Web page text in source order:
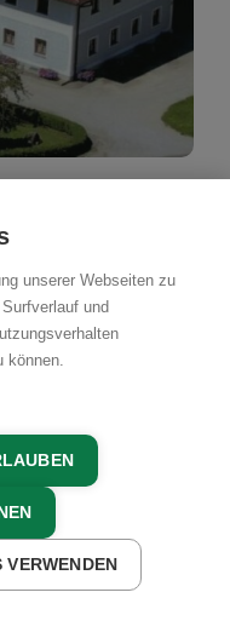
Kalkalpen,
unserer Webseiten zu
und
können.
VERWENDEN